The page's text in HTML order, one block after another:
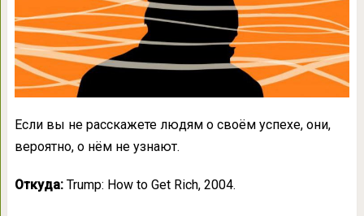
Если вы не расскажете людям о своём успехе, они,
вероятно, о нём не узнают.
Откуда:Trump: How to Get Rich, 2004.